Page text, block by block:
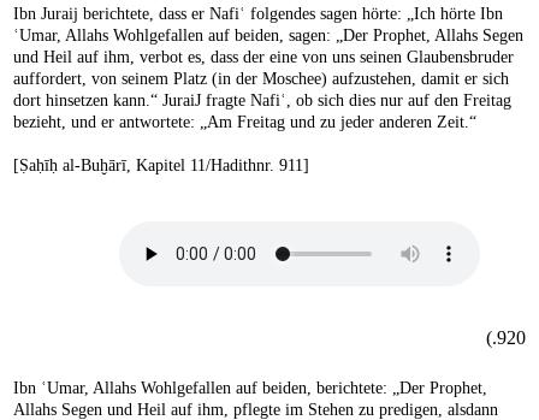
Ibn Juraij berichtete, dass er Nafiʿ folgendes sagen hörte: „Ich hörte Ibn
ʿUmar, Allahs Wohlgefallen auf beiden, sagen: „Der Prophet, Allahs Segen
und Heil auf ihm, verbot es, dass der eine von uns seinen Glaubensbruder
auffordert, von seinem Platz (in der Moschee) aufzustehen, damit er sich
dort hinsetzen kann.“ JuraiJ fragte Nafiʿ, ob sich dies nur auf den Freitag
bezieht, und er antwortete: „Am Freitag und zu jeder anderen Zeit.“
[Ṣaḥīḥ al-Buḫārī, Kapitel 11/Hadithnr. 911]
920.)
Ibn ʿUmar, Allahs Wohlgefallen auf beiden, berichtete: „Der Prophet,
Allahs Segen und Heil auf ihm, pflegte im Stehen zu predigen, alsdann